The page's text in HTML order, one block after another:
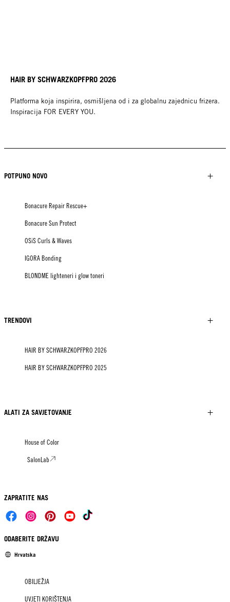
HAIR BY SCHWARZKOPFPRO 2026
Platforma koja inspirira, osmišljena od i za globalnu zajednicu frizera.
Inspiracija FOR EVERY YOU.
POTPUNO NOVO
Bonacure Repair Rescue+
Bonacure Sun Protect
OSiS Curls & Waves
IGORA Bonding
BLONDME lighteneri i glow toneri
TRENDOVI
HAIR BY SCHWARZKOPFPRO 2026
HAIR BY SCHWARZKOPFPRO 2025
ALATI ZA SAVJETOVANJE
House of Color
SalonLab
ZAPRATITE NAS
ODABERITE DRŽAVU
Hrvatska
OBILJEŽJA
UVJETI KORIŠTENJA